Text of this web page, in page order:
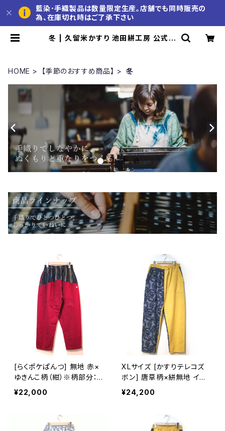
藍染･手織製品は数量限定生産。店舗でも同時販売の
為、在庫切れ時はご了承下さい
冬 | 久留米かすり 池田絣工房 公式通
HOME 【季節のおすすめ商品】 冬
[らくポケぱんつ] 無地 赤×
ゆきんこ柄（紺）※柄部分：
手織り久留米絣使用 池田
絣工房
¥22,000
XLサイズ [かすりテレコズ
ボン] 唐草柄×絣無地 イエ
ロー もんぺ風パンツ 柄部
分：藍染手織り久留米絣使
¥24,200